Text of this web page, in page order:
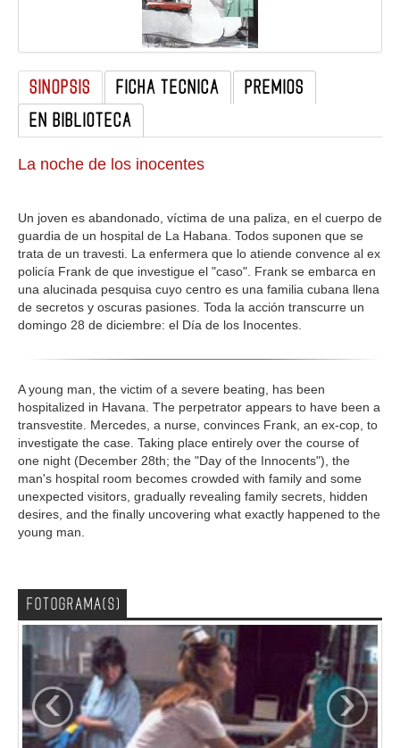
SINOPSIS FICHA TECNICA
PREMIOS
EN BIBLIOTECA
La noche de los inocentes
Un joven es abandonado, víctima de una paliza, en el cuerpo de
guardia de un hospital de La Habana. Todos suponen que se
trata de un travesti. La enfermera que lo atiende convence al ex
policía Frank de que investigue el "caso". Frank se embarca en
una alucinada pesquisa cuyo centro es una familia cubana llena
de secretos y oscuras pasiones. Toda la acción transcurre un
domingo 28 de diciembre: el Día de los Inocentes.
A young man, the victim of a severe beating, has been
hospitalized in Havana. The perpetrator appears to have been a
transvestite. Mercedes, a nurse, convinces Frank, an ex-cop, to
investigate the case. Taking place entirely over the course of
one night (December 28th; the "Day of the Innocents"), the
man's hospital room becomes crowded with family and some
unexpected visitors, gradually revealing family secrets, hidden
desires, and the finally uncovering what exactly happened to the
young man.
FOTOGRAMA(S)
‹ ›